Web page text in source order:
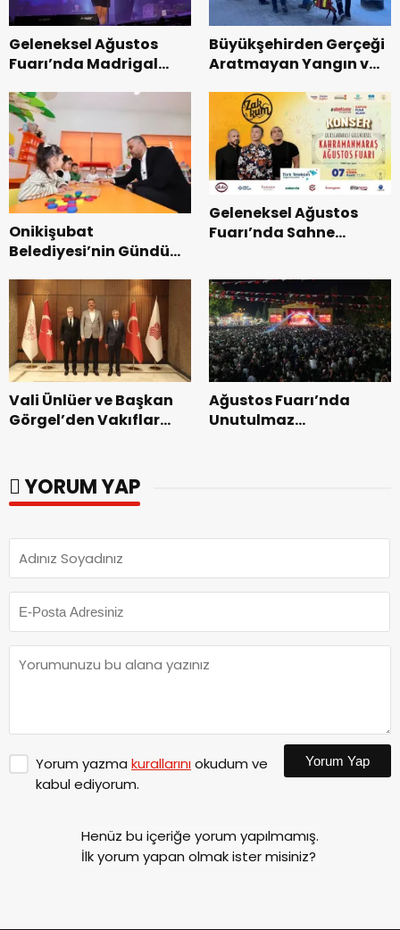
Geleneksel Ağustos
Fuarı’nda Madrigal
Büyükşehirden Gerçeği
Aratmayan Yangın ve
Onikişubat
Belediyesi’nin Gündüz
dönemin ön kayıtları
başladı.
Geleneksel Ağustos
Fuarı’nda Sahne
Vali Ünlüer ve Başkan
Görgel’den Vakıflar
Ağustos Fuarı’nda
Unutulmaz
YORUM YAP
Yorum yazma kurallarınıokudum ve
kabul ediyorum.
Yorum Yap
Henüz bu içeriğe yorum yapılmamış.
İlk yorum yapan olmak ister misiniz?